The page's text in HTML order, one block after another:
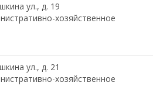
ул., д. 19
хозяйственное
ул., д. 21
хозяйственное